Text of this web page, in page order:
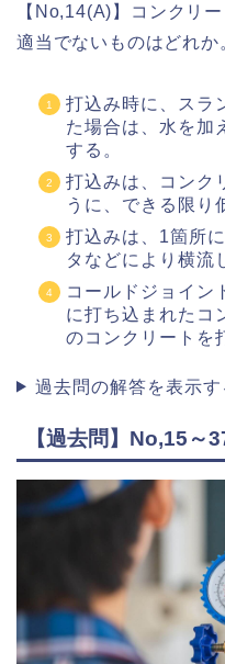
【No,14(A)】コンクリ
適当でないものはどれか
打込み時に、スラ
た場合は、水を加
する。
打込みは、コンク
うに、できる限り
打込みは、1箇所
タなどにより横流
コールドジョイン
に打ち込まれたコ
のコンクリートを
過去問の解答を表示す
【過去問】No,15～